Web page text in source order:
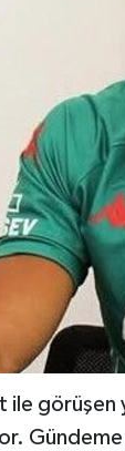
ile görüşen